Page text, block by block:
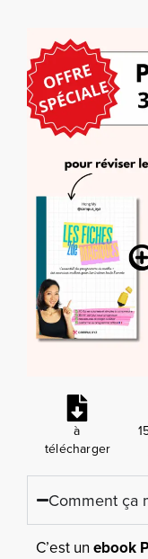
Brevet
2026
-
Sujets
corrigés
à
télécharger
Comment ça
C’est un ebook